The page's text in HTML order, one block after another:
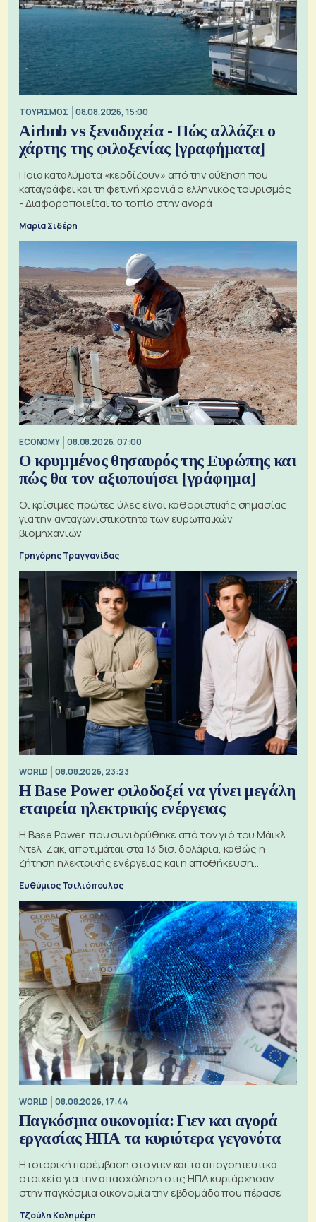
ΤΟΥΡΙΣΜΟΣ 08.08.2026, 15:00
Airbnb vs ξενοδοχεία - Πώς αλλάζει ο
χάρτης της φιλοξενίας [γραφήματα]
Ποια καταλύματα «κερδίζουν» από την αύξηση που
καταγράφει και τη φετινή χρονιά ο ελληνικός τουρισμός
- Διαφοροποιείται το τοπίο στην αγορά
Μαρία Σιδέρη
ECONOMY 08.08.2026, 07:00
Ο κρυμμένος θησαυρός της Ευρώπης και
πώς θα τον αξιοποιήσει [γράφημα]
Οι κρίσιμες πρώτες ύλες είναι καθοριστικής σημασίας
για την ανταγωνιστικότητα των ευρωπαϊκών
βιομηχανιών
Γρηγόρης Τραγγανίδας
WORLD 08.08.2026, 23:23
Η Base Power φιλοδοξεί να γίνει μεγάλη
εταιρεία ηλεκτρικής ενέργειας
Η Base Power, που συνιδρύθηκε από τον γιό του Μάικλ
Ντελ, Ζακ, αποτιμάται στα 13 δισ. δολάρια, καθώς η
ζήτηση ηλεκτρικής ενέργειας και η αποθήκευση
Ευθύμιος Τσιλιόπουλος
WORLD 08.08.2026, 17:44
Παγκόσμια οικονομία: Γιεν και αγορά
εργασίας ΗΠΑ τα κυριότερα γεγονότα
Η ιστορική παρέμβαση στο γιεν και τα απογοητευτικά
στοιχεία για την απασχόληση στις ΗΠΑ κυριάρχησαν
στην παγκόσμια οικονομία την εβδομάδα που πέρασε
Τζούλη Καλημέρη